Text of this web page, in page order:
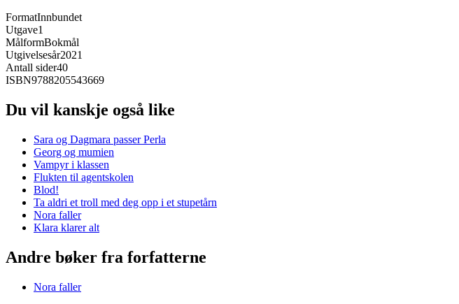
FormatInnbundet
Utgave1
MålformBokmål
Utgivelsesår2021
Antall sider40
ISBN9788205543669
Du vil kanskje også like
Sara og Dagmara passer Perla
Georg og mumien
Vampyr i klassen
Flukten til agentskolen
Blod!
Ta aldri et troll med deg opp i et stupetårn
Nora faller
Klara klarer alt
Andre bøker fra forfatterne
Nora faller